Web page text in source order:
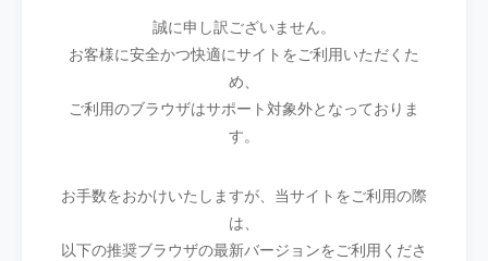
誠に申し訳ございません。
お客様に安全かつ快適にサイトをご利用いただくた
め、
ご利用のブラウザはサポート対象外となっておりま
す。
お手数をおかけいたしますが、当サイトをご利用の際
は、
以下の推奨ブラウザの最新バージョンをご利用くださ